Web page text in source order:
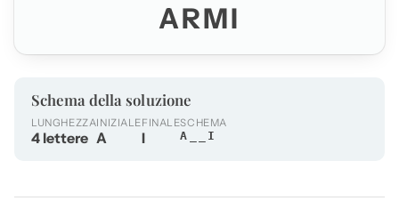
ARMI
Schema della soluzione
LUNGHEZZA
4 lettere
INIZIALE
A
FINALE
I
SCHEMA
A__I